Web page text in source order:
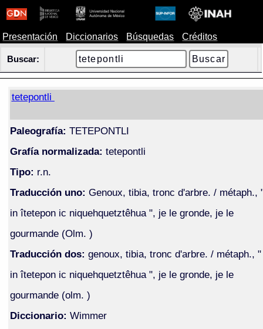
Presentación Diccionarios Búsquedas Créditos
Buscar:
tetepontli
Paleografía: TETEPONTLI
Grafía normalizada: tetepontli
Tipo: r.n.
Traducción uno: Genoux, tibia, tronc d'arbre. / métaph.,
in îtetepon ic niquehquetztêhua ", je le gronde, je le
gourmande (Olm. )
Traducción dos: genoux, tibia, tronc d'arbre. / métaph., "
in îtetepon ic niquehquetztêhua ", je le gronde, je le
gourmande (olm. )
Diccionario: Wimmer